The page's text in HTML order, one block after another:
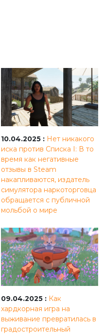
10.04.2025 : Нет никакого
иска против Списка I: В то
время как негативные
отзывы в Steam
накапливаются, издатель
симулятора наркоторговца
обращается с публичной
мольбой о мире
09.04.2025 : Как
хардкорная игра на
выживание превратилась в
градостроительный